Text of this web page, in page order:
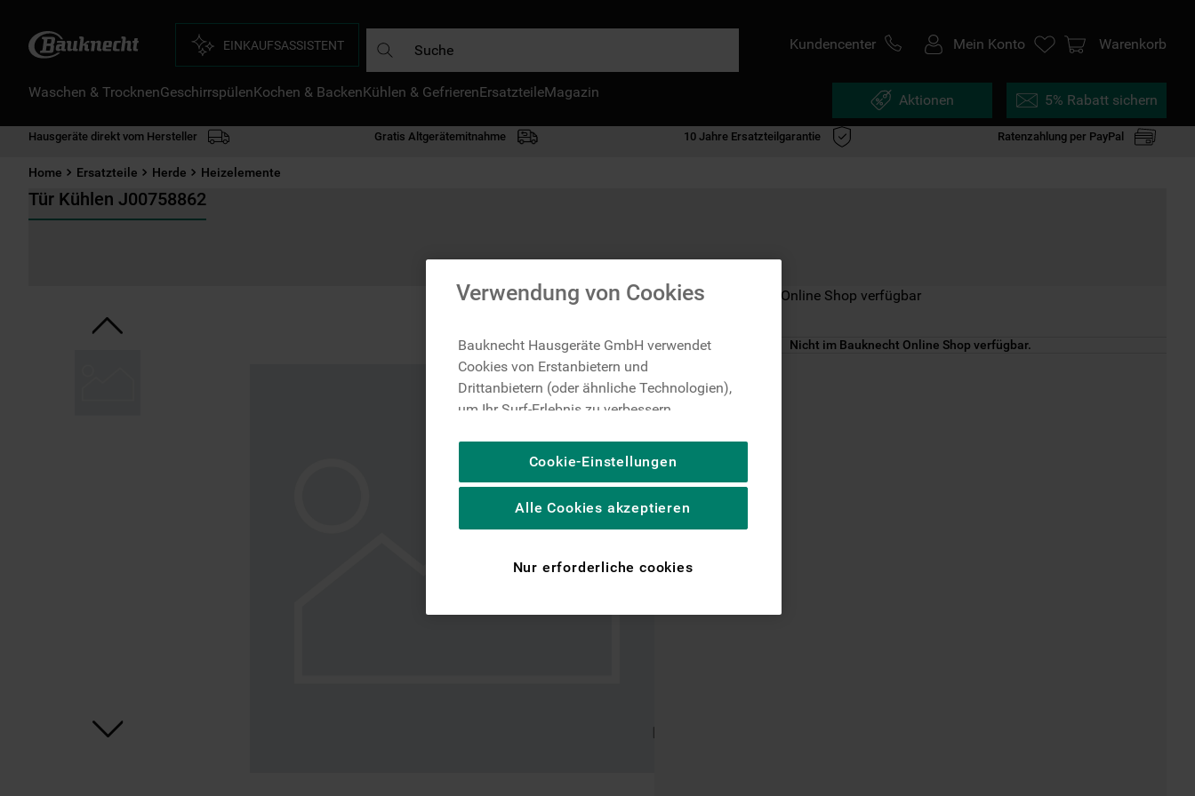
EINKAUFSASSISTENT Kundencenter Mein Konto Warenkorb
Waschen & TrocknenGeschirrspülenKochen & BackenKühlen & GefrierenErsatzteileMagazin Aktionen 5% Rabatt sichern
Hausgeräte direkt vom Hersteller Gratis Altgerätemitnahme 10 Jahre Ersatzteilgarantie Ratenzahlung per PayPal
Home Ersatzteile Herde Heizelemente
Tür Kühlen J00758862
Nicht im Bauknecht Online Shop verfügbar
Nicht im Bauknecht Online Shop verfügbar.
Verwendung von Cookies
Bauknecht Hausgeräte GmbH verwendet
Cookies von Erstanbietern und
Drittanbietern (oder ähnliche Technologien),
um Ihr Surf-Erlebnis zu verbessern
um die redaktionellen Inhalte der Website
basierend auf Ihrer Nutzung der Website zu
personalisieren, die Funktionalität der
spezifische Funktionen anzubieten
Plattformen, beispielsweise Google LLC –
Cookie-Einstellungen
Nur erforderliche cookies
Alle Cookies akzeptieren
DIE HÄUFIGSTEN SUCHANFRAGEN
gefrierschrank